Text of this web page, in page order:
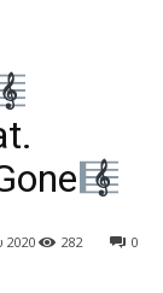
2020 0
282